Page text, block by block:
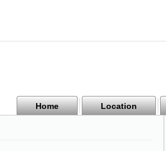
Home Location